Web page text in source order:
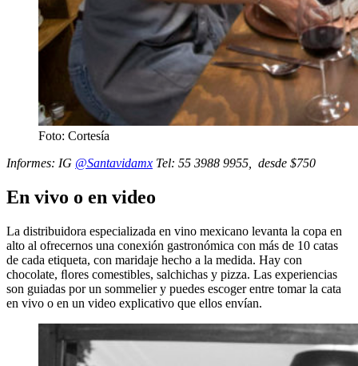
Foto: Cortesía
Informes: IG @Santavidamx Tel: 55 3988 9955, desde $750
En vivo o en video
La distribuidora especializada en vino mexicano levanta la copa en
alto al ofrecernos una conexión gastronómica con más de 10 catas
de cada etiqueta, con maridaje hecho a la medida. Hay con
chocolate, ﬂores comestibles, salchichas y pizza. Las experiencias
son guiadas por un sommelier y puedes escoger entre tomar la cata
en vivo o en un video explicativo que ellos envían.